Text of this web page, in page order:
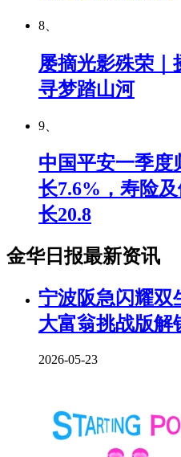
8、
屡摘光影殊荣｜
寻梦踏山河
9、
中国平安一季度
长7.6%，寿险
长20.8
金华日报最新资讯
宁波阪急闪耀双
大富翁挑战版解
2026-05-23